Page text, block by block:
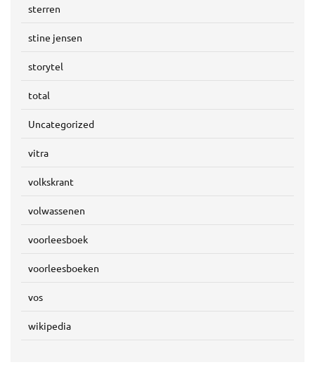
sterren
stine jensen
storytel
total
Uncategorized
vitra
volkskrant
volwassenen
voorleesboek
voorleesboeken
vos
wikipedia